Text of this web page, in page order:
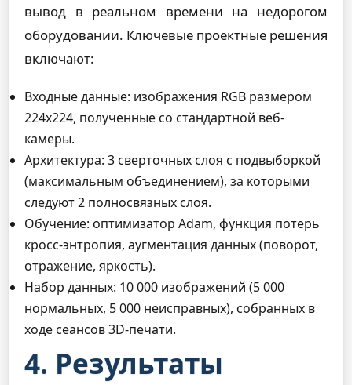
вывод в реальном времени на недорогом
оборудовании. Ключевые проектные решения
включают:
Входные данные: изображения RGB размером
224x224, полученные со стандартной веб-
камеры.
Архитектура: 3 сверточных слоя с подвыборкой
(максимальным объединением), за которыми
следуют 2 полносвязных слоя.
Обучение: оптимизатор Adam, функция потерь
кросс-энтропия, аугментация данных (поворот,
отражение, яркость).
Набор данных: 10 000 изображений (5 000
нормальных, 5 000 неисправных), собранных в
ходе сеансов 3D-печати.
4. Результаты